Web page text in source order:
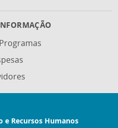
e Recursos Humanos